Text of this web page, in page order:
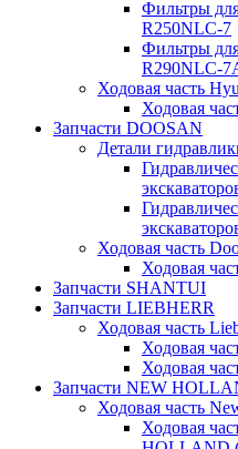
Фильтры
R250NLC-7
Фильтры
R290NLC-
Ходовая часть
Ходовая
Запчасти DOOSAN
Детали
Ходовая часть
Ходовая
Запчасти SHANTUI
Запчасти LIEBHERR
Ходовая часть
Ходовая
Ходовая
Запчасти NEW
Ходовая часть
Ходовая